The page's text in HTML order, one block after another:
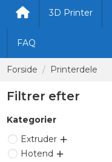
3D Printer
FAQ
Forside Printerdele
Filtrer efter
Kategorier
Extruder
Hotend